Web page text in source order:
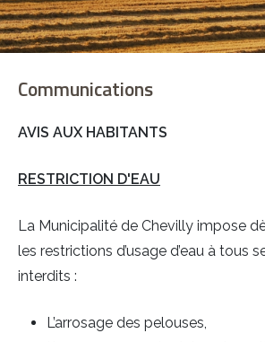
Communications
AVIS AUX HABITANTS
RESTRICTION D'EAU
La Municipalité de Chevilly impose
les restrictions d’usage d’eau à tous
interdits :
L’arrosage des pelouses,